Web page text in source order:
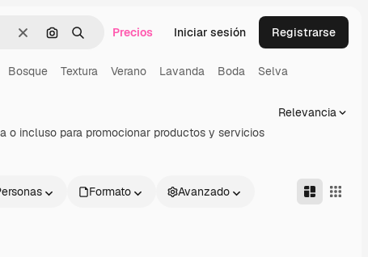
BorrarBuscar por imagen
BuscarPrecios Iniciar sesión Registrarse
Bosque Textura Verano Lavanda Boda Selva
o incluso para promocionar productos y servicios
Relevancia
Formato Avanzado